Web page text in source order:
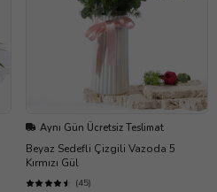
Aynı Gün Ücretsiz Teslimat
Beyaz Sedefli Çizgili Vazoda 5
Kırmızı Gül
(45)